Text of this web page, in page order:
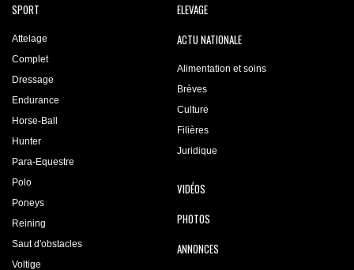
SPORT
Attelage
Complet
Dressage
Endurance
Horse-Ball
Hunter
Para-Equestre
Polo
Poneys
Reining
Saut d'obstacles
Voltige
ELEVAGE
ACTU NATIONALE
Alimentation et soins
Brèves
Culture
Filières
Juridique
VIDÉOS
PHOTOS
ANNONCES